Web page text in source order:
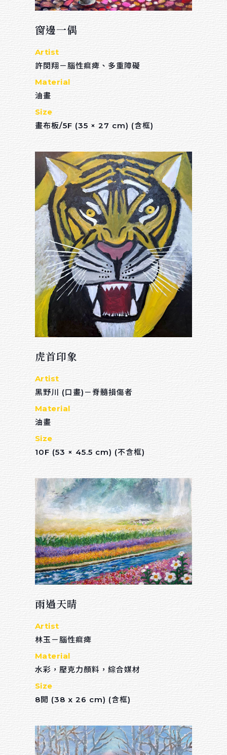
Sort by price
$ 10,000 － $ 20,000
$ 20,000 － $ 30,000
$ 50,000 － $ 80,000
$ 80,000 － $ 100,000
$ 100,000 －
窗邊一偶
Artist
許閔翔－腦性痲痺、多重障礙
Material
油畫
Size
畫布板/5F (35 × 27 cm) (含框)
虎首印象
Artist
黑野川 (口畫)－脊髓損傷者
Material
油畫
Size
10F (53 × 45.5 cm) (不含框)
雨過天晴
Artist
林玉－腦性痲痺
Material
水彩，壓克力顏料，綜合媒材
Size
8開 (38 x 26 cm) (含框)